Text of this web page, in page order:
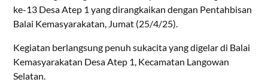
ke-13 Desa Atep 1 yang dirangkaikan dengan Pentahbisan
Balai Kemasyarakatan, Jumat (25/4/25).
Kegiatan berlangsung penuh sukacita yang digelar di Balai
Kemasyarakatan Desa Atep 1, Kecamatan Langowan
Selatan.